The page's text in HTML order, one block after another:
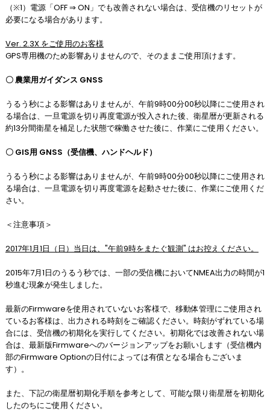
（※1）電源「OFF ⇒ ON」でも改善されない場合は、受信機のリセットが
必要になる場合があります。
Ver. 2.3X をご使用のお客様
GPS専用機のため影響ありませんので、そのままご使用頂けます。
〇 農業用ガイダンス GNSS
うるう秒による影響はありませんが、午前9時00分00秒以降にご使用され
る場合は、一旦電源を切り再度電源が投入された後、衛星暦が更新される
約13分間衛星を補足した状態で稼働させた後に、作業にご使用ください。
〇 GIS用 GNSS（受信機、ハンドヘルド）
うるう秒による影響はありませんが、午前9時00分00秒以降にご使用され
る場合は、一旦電源を切り再度電源を起動させた後に、作業にご使用くだ
さい。
＜注意事項＞
2017年1月1日（日）当日は、"午前9時をまたぐ観測" はお控えください。
2015年7月1日のうるう秒では、一部の受信機においてNMEA出力の時間が1
秒進む現象が発生しました。
最新のFirmwareを使用されていないお客様で、移動体管理にご使用され
ているお客様は、出力される時刻をご確認ください。時刻がずれている場
合には、受信機の初期化を実行してください。初期化では改善されない場
合は、最新版Firmwareへのバージョンアップをお願いします（受信機内
部のFirmware Optionの日付によっては有償となる場合もございま
す）。
また、下記の衛星暦初期化手順を参考として、可能な限り衛星暦を初期化
したのちにご使用ください。